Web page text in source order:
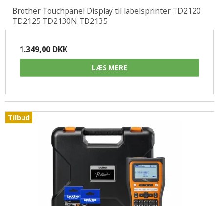
Brother Touchpanel Display til labelsprinter TD2120
TD2125 TD2130N TD2135
1.349,00 DKK
LÆS MERE
Tilbud